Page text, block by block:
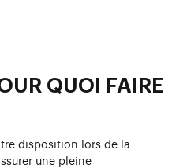
QUOI FAIRE
disposition lors de la
une pleine